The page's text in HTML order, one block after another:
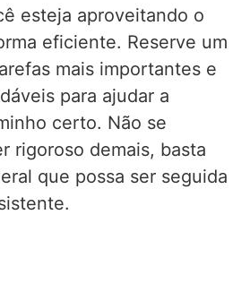
esteja aproveitando o
eficiente. Reserve um
mais importantes e
para ajudar a
certo. Não se
rigoroso demais, basta
que possa ser seguida